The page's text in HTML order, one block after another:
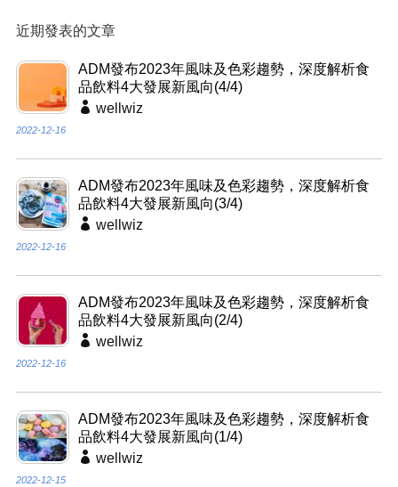
近期發表的文章
ADM發布2023年風味及色彩趨勢，深度解析食
品飲料4大發展新風向(4/4)
wellwiz
2022-12-16
ADM發布2023年風味及色彩趨勢，深度解析食
品飲料4大發展新風向(3/4)
wellwiz
2022-12-16
ADM發布2023年風味及色彩趨勢，深度解析食
品飲料4大發展新風向(2/4)
wellwiz
2022-12-16
ADM發布2023年風味及色彩趨勢，深度解析食
品飲料4大發展新風向(1/4)
wellwiz
2022-12-15